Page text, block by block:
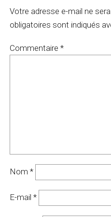
Votre adresse e-mail ne
obligatoires sont indiqués
Commentaire *
Nom *
E-mail *